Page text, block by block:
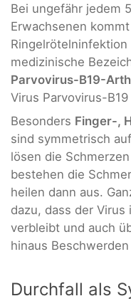
Bei ungefähr jedem
Erwachsenen
medizinische
Parvovirus-B19-
Virus Parvovirus-B19
Besonders Finger-,
sind symmetrisch
lösen die
bestehen die
heilen dann aus.
dazu, dass der
verbleibt und auch
hinaus
Durchfall als